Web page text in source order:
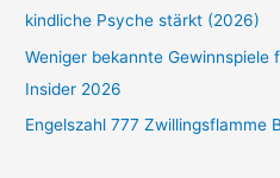
kindliche Psyche stärkt (2026)
Weniger bekannte Gewinnspiele
Insider 2026
Engelszahl 777 Zwillingsflamme